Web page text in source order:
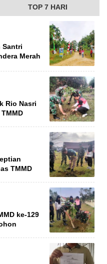
TOP 7 HARI
Santri
Merah
Rio Nasri
TMMD
ke-129